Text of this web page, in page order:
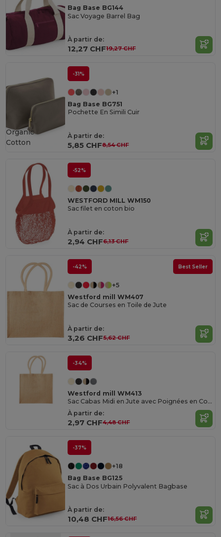
Bag Base BG144
Sac Voyage Barrel Bag
À partir de:
12,27 CHF19,27 CHF
-31%
+1
Bag Base BG751
Pochette En Simili Cuir
À partir de:
5,85 CHF8,54 CHF
Organic
Cotton
-52%
WESTFORD MILL WM150
Sac filet en coton bio
À partir de:
2,94 CHF6,13 CHF
-42% Best Seller
+5
Westford mill WM407
Sac de Courses en Toile de Jute
À partir de:
3,26 CHF5,62 CHF
-34%
Westford mill WM413
Sac Cabas Midi en Jute avec Poignées en Coton
À partir de:
2,97 CHF4,48 CHF
-37%
+18
Bag Base BG125
Sac à Dos Urbain Polyvalent Bagbase
À partir de:
10,48 CHF16,56 CHF